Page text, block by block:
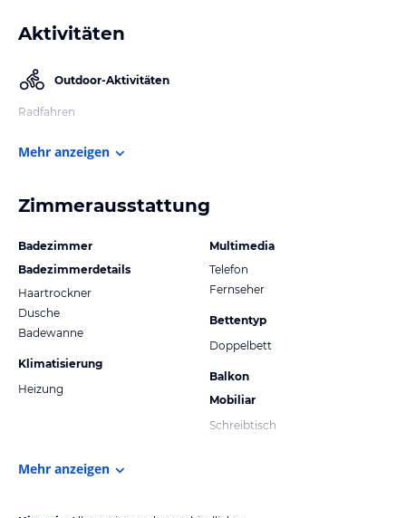
Aktivitäten
Outdoor-Aktivitäten
Radfahren
Mehr anzeigen
Zimmerausstattung
Badezimmer
Badezimmerdetails
Haartrockner
Dusche
Badewanne
Klimatisierung
Heizung
Multimedia
Telefon
Fernseher
Bettentyp
Doppelbett
Balkon
Mobiliar
Schreibtisch
Mehr anzeigen